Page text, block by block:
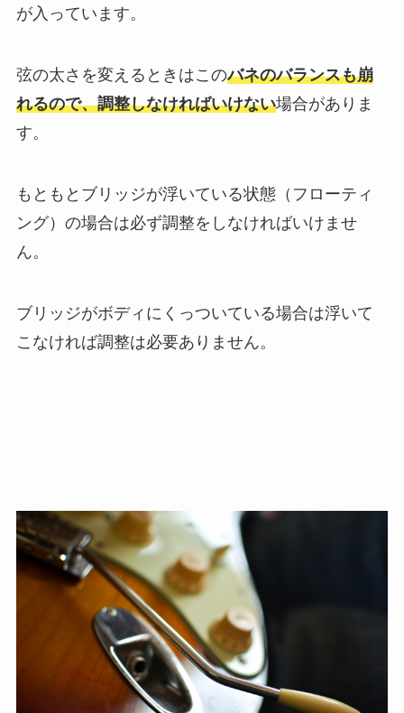
が入っています。
弦の太さを変えるときはこのバネのバランスも崩
れるので、調整しなければいけない場合がありま
す。
もともとブリッジが浮いている状態（フローティ
ング）の場合は必ず調整をしなければいけませ
ん。
ブリッジがボディにくっついている場合は浮いて
こなければ調整は必要ありません。